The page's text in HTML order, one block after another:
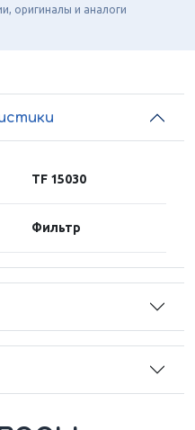
оригиналы и аналоги
TF 15030
Фильтр